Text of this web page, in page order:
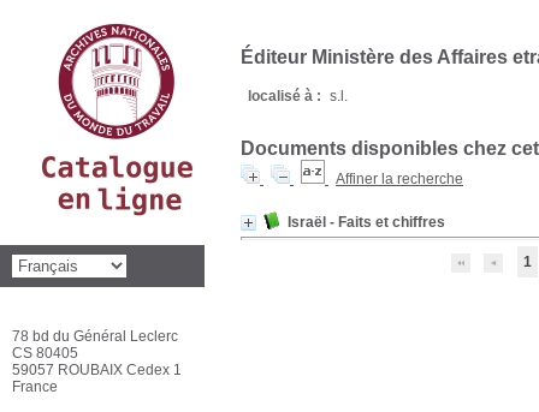
Éditeur Ministère des Affaires
localisé à : s.l.
Documents disponibles chez
Affiner la recherche
Israël - Faits et chiffres
1
78 bd du Général Leclerc
CS 80405
59057 ROUBAIX Cedex 1
France